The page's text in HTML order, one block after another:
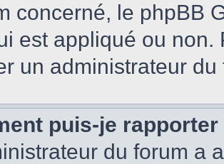
concerné, le phpBB
est appliqué ou non.
un administrateur du
puis-je
du forum a